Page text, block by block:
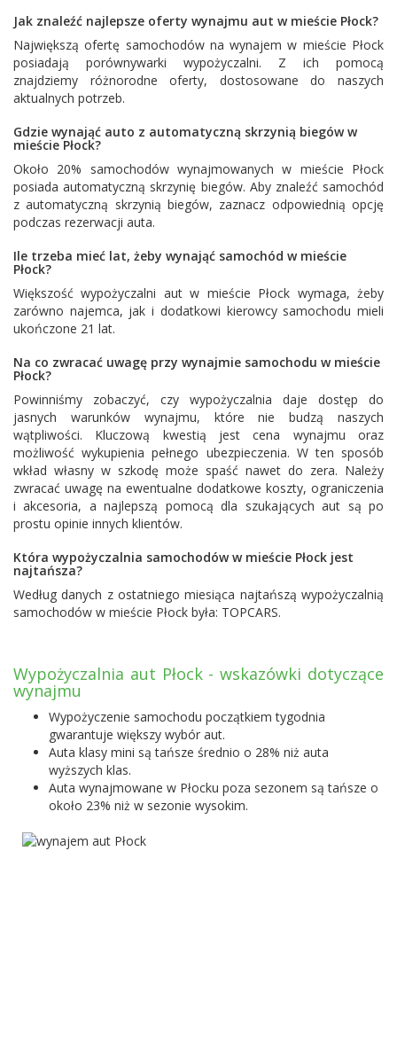
Jak znaleźć najlepsze oferty wynajmu aut w mieście Płock?
Największą ofertę samochodów na wynajem w mieście Płock
posiadają porównywarki wypożyczalni. Z ich pomocą
znajdziemy różnorodne oferty, dostosowane do naszych
aktualnych potrzeb.
Gdzie wynająć auto z automatyczną skrzynią biegów w
mieście Płock?
Około 20% samochodów wynajmowanych w mieście Płock
posiada automatyczną skrzynię biegów. Aby znaleźć samochód
z automatyczną skrzynią biegów, zaznacz odpowiednią opcję
podczas rezerwacji auta.
Ile trzeba mieć lat, żeby wynająć samochód w mieście
Płock?
Większość wypożyczalni aut w mieście Płock wymaga, żeby
zarówno najemca, jak i dodatkowi kierowcy samochodu mieli
ukończone 21 lat.
Na co zwracać uwagę przy wynajmie samochodu w mieście
Płock?
Powinniśmy zobaczyć, czy wypożyczalnia daje dostęp do
jasnych warunków wynajmu, które nie budzą naszych
wątpliwości. Kluczową kwestią jest cena wynajmu oraz
możliwość wykupienia pełnego ubezpieczenia. W ten sposób
wkład własny w szkodę może spaść nawet do zera. Należy
zwracać uwagę na ewentualne dodatkowe koszty, ograniczenia
i akcesoria, a najlepszą pomocą dla szukających aut są po
prostu opinie innych klientów.
Która wypożyczalnia samochodów w mieście Płock jest
najtańsza?
Według danych z ostatniego miesiąca najtańszą wypożyczalnią
samochodów w mieście Płock była: TOPCARS.
Wypożyczalnia aut Płock - wskazówki dotyczące
wynajmu
Wypożyczenie samochodu początkiem tygodnia
gwarantuje większy wybór aut.
Auta klasy mini są tańsze średnio o 28% niż auta
wyższych klas.
Auta wynajmowane w Płocku poza sezonem są tańsze o
około 23% niż w sezonie wysokim.